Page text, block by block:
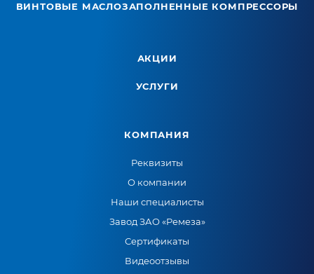
ВИНТОВЫЕ МАСЛОЗАПОЛНЕННЫЕ КОМПРЕССОРЫ
АКЦИИ
УСЛУГИ
КОМПАНИЯ
Реквизиты
О компании
Наши специалисты
Завод ЗАО «Ремеза»
Сертификаты
Видеоотзывы